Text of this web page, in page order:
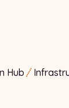
Hub